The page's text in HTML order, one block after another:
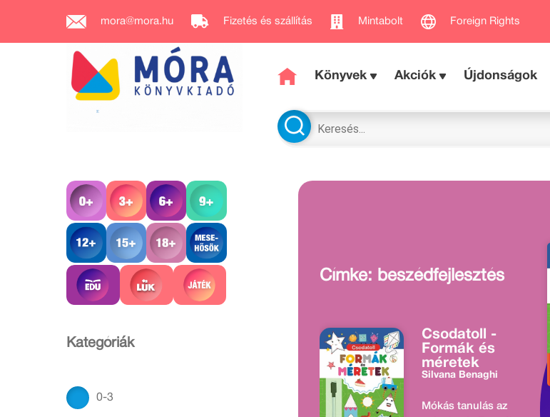
mora@mora.hu Fizetés és szállítás Mintabolt Foreign Rights
Könyvek Akciók Újdonságok
Kategóriák
0-3
Címke: beszédfejlesztés
Csodatoll -
Formák és
méretek
Silvana Benaghi
Mókás tanulás az